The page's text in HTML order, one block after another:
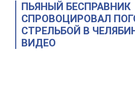
ПЬЯНЫЙ БЕСПРАВНИК
СПРОВОЦИРОВАЛ
СТРЕЛЬБОЙ В
ВИДЕО